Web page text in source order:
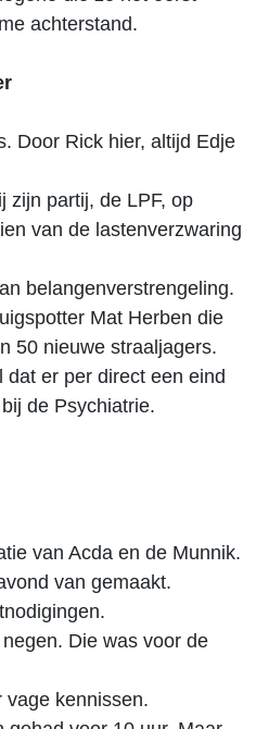
achterstand.
Door Rick hier, altijd Edje
zijn partij, de LPF, op
van de lastenverzwaring
belangenverstrengeling.
Mat Herben die
50 nieuwe straaljagers.
er per direct een eind
de Psychiatrie.
van Acda en de Munnik.
van gemaakt.
Die was voor de
vage kennissen.